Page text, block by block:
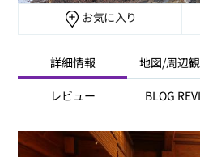
お気に入り
詳細情報 地図/周辺
レビュー BLOG